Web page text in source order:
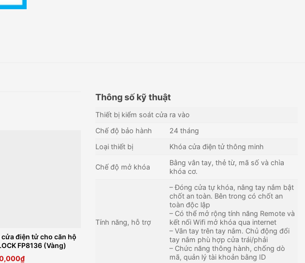
cửa điện tử cho căn hộ
FP8136 (Vàng)
₫
Khóa cửa điện tử cho căn hộ
Khóa điện tử cho căn hộ
PHGLOCK FP7868-B (Đen)
2,625,000₫
Thông số kỹ thuật
Thiết bị kiểm soát cửa ra vào
Chế độ bảo hành
24 tháng
Loại thiết bị
Khóa cửa điện tử thông minh
Chế độ mở khóa
Bằng vân tay, thẻ từ, mã số và chìa
khóa cơ.
Tính năng, hỗ trợ
– Đóng cửa tự khóa, nâng tay nắm bật
chốt an toàn. Bên trong có chốt an
toàn độc lập
– Có thể mở rộng tính năng Remote và
kết nối Wifi mở khóa qua internet
– Vân tay trên tay nắm. Chủ động đổi
tay nắm phù hợp cửa trái/phải
– Chức năng thông hành, chống dò
mã, quản lý tài khoản bằng ID